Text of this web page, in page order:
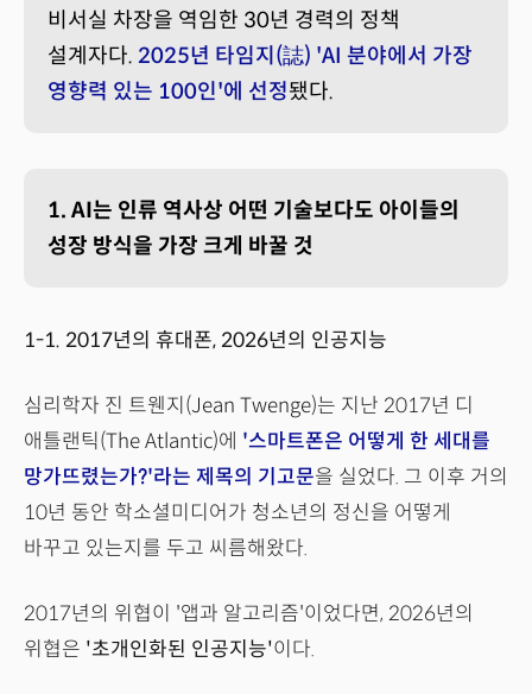
비서실 차장을 역임한 30년 경력의 정책
설계자다. 2025년 타임지(誌) 'AI 분야에서 가장
영향력 있는 100인'에 선정됐다.
1. AI는 인류 역사상 어떤 기술보다도 아이들의
성장 방식을 가장 크게 바꿀 것
1-1. 2017년의 휴대폰, 2026년의 인공지능
심리학자 진 트웬지(Jean Twenge)는 지난 2017년 디
애틀랜틱(The Atlantic)에 '스마트폰은 어떻게 한 세대를
망가뜨렸는가?'라는 제목의 기고문을 실었다. 그 이후 거의
10년 동안 학소셜미디어가 청소년의 정신을 어떻게
바꾸고 있는지를 두고 씨름해왔다.
2017년의 위협이 '앱과 알고리즘'이었다면, 2026년의
위협은 '초개인화된 인공지능'이다.